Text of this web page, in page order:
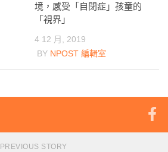
境，感受「自閉症」孩童的
「視界」
4 12 月, 2019
BY NPOST 編輯室
PREVIOUS STORY